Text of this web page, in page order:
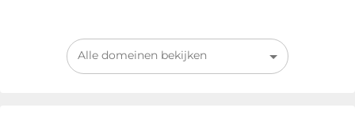
Alle domeinen bekijken